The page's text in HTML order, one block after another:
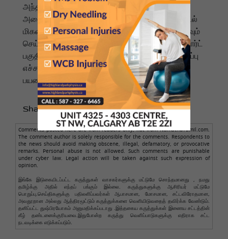
அந்த இளைஞரைக் காப்பாற்ற தங்களால் முடிந்த
அனைத்தையும் முயற்சி செய்ததாகவும், ஆனால் கடல்
மிகவும் கொந்தளிப்பாக இருந்ததால் தங்களால் எதுவும்
செய்ய முடியவில்லை என்றும் அவர்கள் கூறினர். ரிசார்ட்
பகுதியில் முதலைகள் குறித்த துல்லியமான பாதுகாப்பு
எச்சரிக்கைகள் இல்லாததைக் கண்டித்து சுற்றுலாப்
பயணிகள் கடும் எதிர்ப்பு தெரிவித்துள்ளனர்.
Share to :
Comments posted here are from readers only, not from NamathuTamil.com.
The comment author is solely responsible for the comments. Respondents to
the news should avoid making obscene, illegal, defamatory, or provocative
remarks. Personal abuse is not allowed. Such comments are punishable
under cyber law. Legal action will be taken against such expression of
opinion.
இங்கே இடுகையிடப்பட்ட கருத்துகள் வாசகர்களுக்கு மட்டுமே சொந்தமானது , நமது
தமிழ்க்கு அதில் எந்தப் பங்கும் இல்லை. கருத்துகளுக்கு ஆசிரியர் மட்டுமே
பொறுப்பு.செய்திகளுக்கு பதிலளிப்பவர்கள் ஆபாசமான, மோசமான, சட்டவிரோதமான,
அவதூறான அல்லது ஆத்திரமூட்டும் கருத்துக்களை வெளியிடுவதைத் தவிர்க்க வேண்டும்.
தனிப்பட்ட துஷ்பிரயோகம் அனுமதிக்கப்படாது .இத்தகைய கருத்துக்கள் இணைய சட்டத்தின்
கீழ் தண்டனைக்குரியவை.இதுபோன்ற கருத்து வெளிப்பாடுகளுக்கு எதிராக சட்ட
நடவடிக்கை எடுக்கப்படும்.